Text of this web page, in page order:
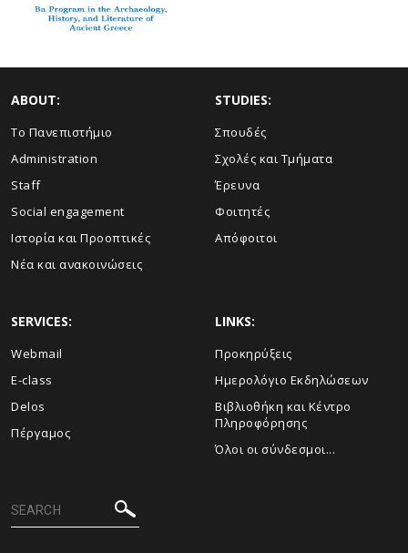
ABOUT:
Το Πανεπιστήμιο
Administration
Staff
Social engagement
Ιστορία και Προοπτικές
Νέα και ανακοινώσεις
STUDIES:
Σπουδές
Σχολές και Τμήματα
Έρευνα
Φοιτητές
Απόφοιτοι
SERVICES:
Webmail
E-class
Delos
Πέργαμος
LINKS:
Προκηρύξεις
Ημερολόγιο Εκδηλώσεων
Βιβλιοθήκη και Κέντρο
Πληροφόρησης
Όλοι οι σύνδεσμοι...